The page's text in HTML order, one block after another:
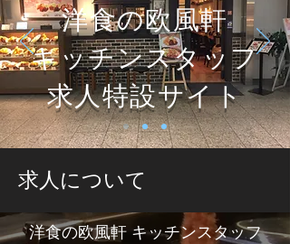
洋食の欧風軒
キッチンスタッフ
求人特設サイト
求人について
洋食の欧風軒 キッチンスタッフ